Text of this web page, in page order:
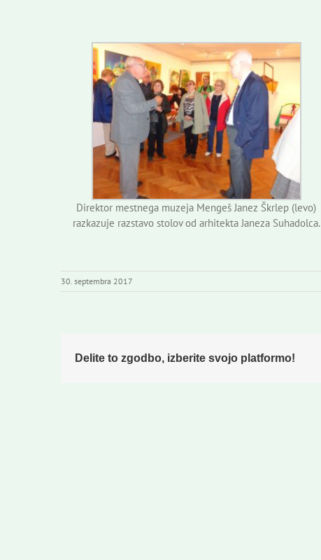
Direktor mestnega muzeja Mengeš Janez Škrlep (levo)
razkazuje razstavo stolov od arhitekta Janeza Suhadolca.
30. septembra 2017
Delite to zgodbo, izberite svojo platformo!